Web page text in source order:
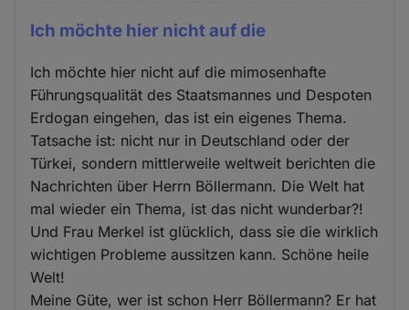
Ich möchte hier nicht auf die
Ich möchte hier nicht auf die mimosenhafte
Führungsqualität des Staatsmannes und Despoten
Erdogan eingehen, das ist ein eigenes Thema.
Tatsache ist: nicht nur in Deutschland oder der
Türkei, sondern mittlerweile weltweit berichten die
Nachrichten über Herrn Böllermann. Die Welt hat
mal wieder ein Thema, ist das nicht wunderbar?!
Und Frau Merkel ist glücklich, dass sie die wirklich
wichtigen Probleme aussitzen kann. Schöne heile
Welt!
Meine Güte, wer ist schon Herr Böllermann? Er hat